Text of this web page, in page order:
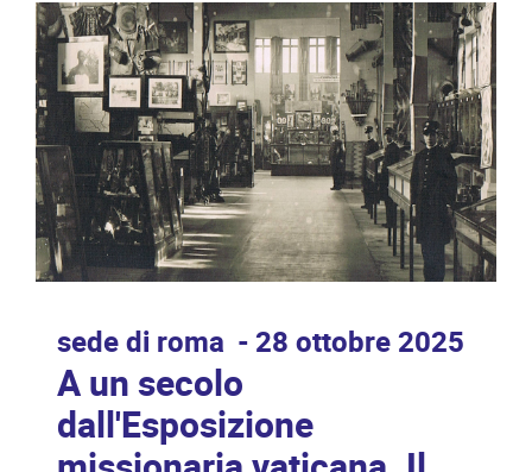
sede di roma 28 ottobre 2025
A un secolo
dall'Esposizione